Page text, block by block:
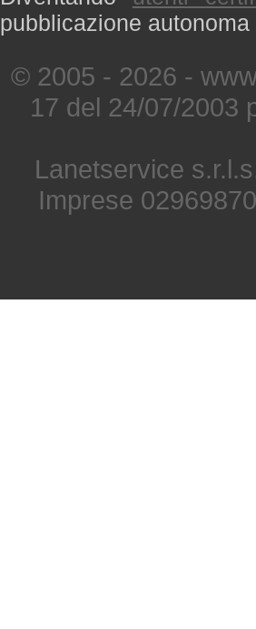
pubblicazione
© 2005 - 2026 -
17 del 24/07/2003
Lanetservice
Imprese